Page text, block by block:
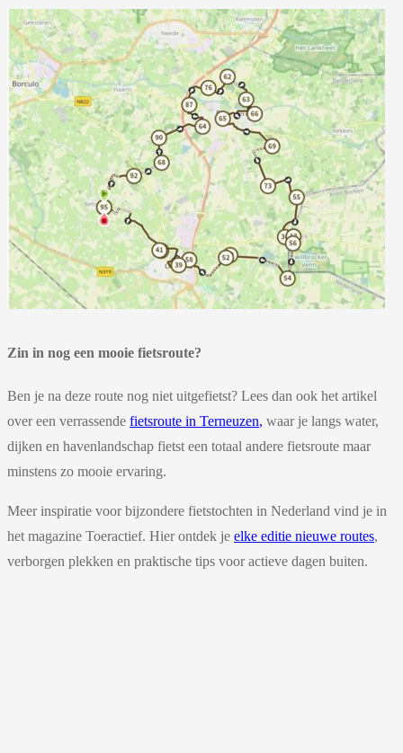
Zin in nog een mooie fietsroute?
Ben je na deze route nog niet uitgefietst? Lees dan ook het artikel
over een verrassende fietsroute in Terneuzen, waar je langs water,
dijken en havenlandschap fietst een totaal andere fietsroute maar
minstens zo mooie ervaring.
Meer inspiratie voor bijzondere fietstochten in Nederland vind je in
het magazine Toeractief. Hier ontdek je elke editie nieuwe routes,
verborgen plekken en praktische tips voor actieve dagen buiten.